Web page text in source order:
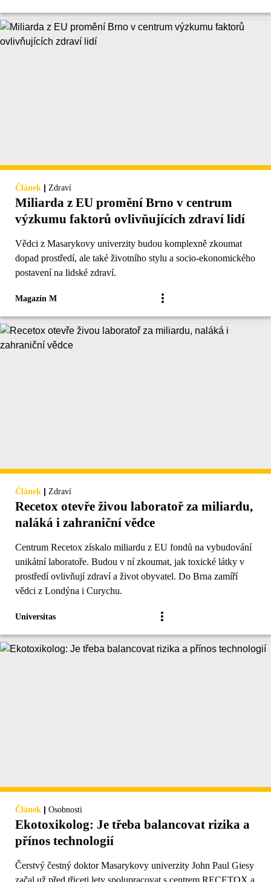
Článek | Zdraví
Miliarda z EU promění Brno v centrum
výzkumu faktorů ovlivňujících zdraví lidí
Vědci z Masarykovy univerzity budou komplexně zkoumat
dopad prostředí, ale také životního stylu a socio-ekonomického
postavení na lidské zdraví.
Magazín M
Článek | Zdraví
Recetox otevře živou laboratoř za miliardu,
naláká i zahraniční vědce
Centrum Recetox získalo miliardu z EU fondů na vybudování
unikátní laboratoře. Budou v ní zkoumat, jak toxické látky v
prostředí ovlivňují zdraví a život obyvatel. Do Brna zamíří
vědci z Londýna i Curychu.
Universitas
Článek | Osobnosti
Ekotoxikolog: Je třeba balancovat rizika a
přínos technologií
Čerstvý čestný doktor Masarykovy univerzity John Paul Giesy
začal už před třiceti lety spolupracovat s centrem RECETOX a